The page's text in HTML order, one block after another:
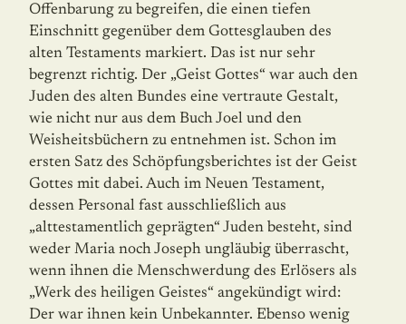
Offenbarung zu begreifen, die einen tiefen
Einschnitt gegenüber dem Gottesglauben des
alten Testaments markiert. Das ist nur sehr
begrenzt richtig. Der „Geist Gottes“ war auch den
Juden des alten Bundes eine vertraute Gestalt,
wie nicht nur aus dem Buch Joel und den
Weisheitsbüchern zu entneh­men ist. Schon im
ersten Satz des Schöpfungsberichtes ist der Geist
Gottes mit dabei. Auch im Neuen Testament,
dessen Personal fast ausschließlich aus
„alttestamentlich ge­prägten“ Juden besteht, sind
weder Maria noch Joseph ungläubig überrascht,
wenn ihnen die Menschwerdung des Erlösers als
„Werk des heiligen Geistes“ angekündigt wird:
Der war ihnen kein Unbekannter. Ebenso wenig